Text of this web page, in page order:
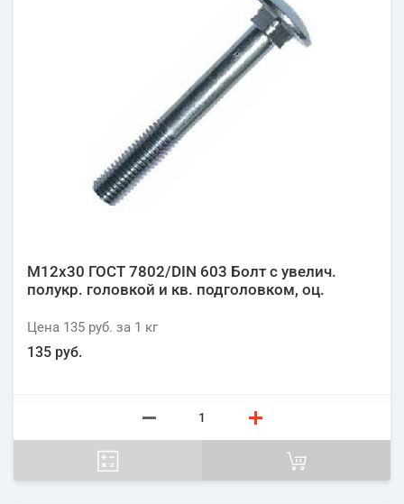
М12х30 ГОСТ 7802/DIN 603 Болт с увелич.
полукр. головкой и кв. подголовком, оц.
Цена 135 руб. за 1 кг
135 руб.